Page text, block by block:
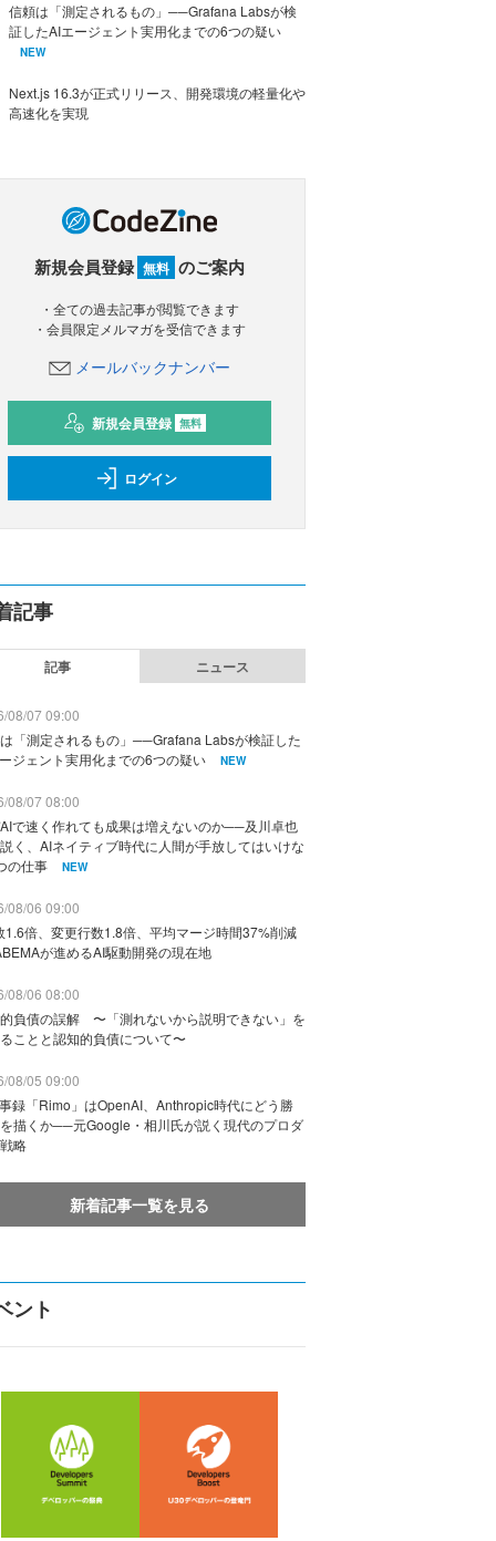
信頼は「測定されるもの」──Grafana Labsが検
証したAIエージェント実用化までの6つの疑い
NEW
Next.js 16.3が正式リリース、開発環境の軽量化や
高速化を実現
新規会員登録 無料 のご案内
・全ての過去記事が閲覧できます
・会員限定メルマガを受信できます
メールバックナンバー
新規会員登録 無料
ログイン
記事
記事 ニュース
08/07 09:00
「測定されるもの」──Grafana Labsが検証した
ジェント実用化までの6つの疑い
NEW
08/07 08:00
で速く作れても成果は増えないのか──及川卓也
く、AIネイティブ時代に人間が手放してはいけな
の仕事
NEW
08/06 09:00
1.6倍、変更行数1.8倍、平均マージ時間37%削減
が進めるAI駆動開発の現在地
08/06 08:00
負債の誤解 〜「測れないから説明できない」を
ことと認知的負債について〜
08/05 09:00
録「Rimo」はOpenAI、Anthropic時代にどう勝
描くか──元Google・相川氏が説く現代のプロダ
略
新着記事一覧を見る
ント